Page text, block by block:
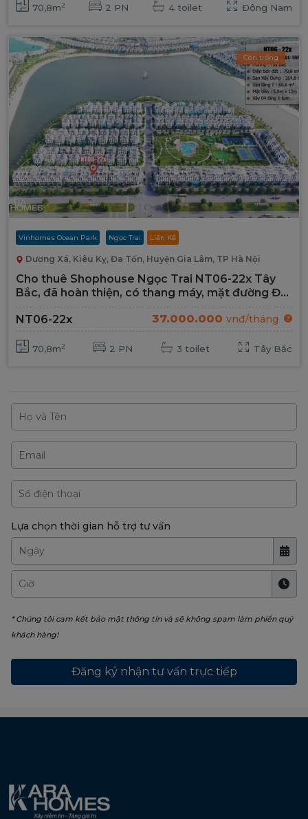
70,8m2 2 PN 4 toilet Đông Nam
Còn trống
Vinhomes Ocean Park Ngọc Trai Liền Kề
Dương Xá, Kiêu Kỵ, Đa Tốn, Huyện Gia Lâm, TP Hà Nội
Cho thuê Shophouse Ngọc Trai NT06-22x Tây
Bắc, đã hoàn thiện, có thang máy, mặt đường Đại
Lộ 52m
NT06-22x
37.000.000 vnđ/tháng
70,8m2 2 PN 3 toilet Tây Bắc
Lựa chọn thời gian hỗ trợ tư vấn
* Chúng tôi cam kết bảo mật thông tin và sẽ không spam làm phiền quý
khách hàng!